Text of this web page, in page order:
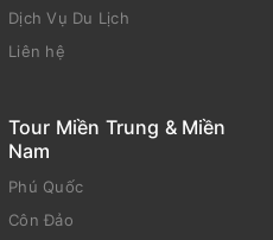
Dịch Vụ Du Lịch
Liên hệ
Tour Miền Trung & Miền
Nam
Phú Quốc
Côn Đảo